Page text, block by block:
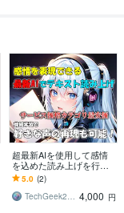
超最新AIを使用して感情
を込めた読み上げを行い
ます 感情表現が得意なテ
キストの読み上げサービ
ス！
5.0 (2)
TechGeek2023 4,000 円